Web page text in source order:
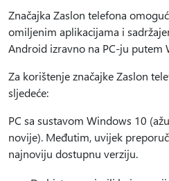
Značajka Zaslon telefona
omiljenim aplikacijama i
Android izravno na PC-ju putem
Za korištenje značajke Zaslon
sljedeće:
PC sa sustavom Windows 10
novije). Međutim, uvijek
najnoviju dostupnu verziju.